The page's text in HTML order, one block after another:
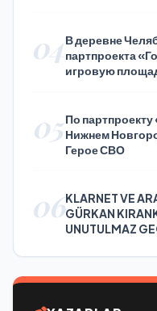
04В деревне
партпроекта
игровую
05По
Нижнем
Герое СВО
06KLARNET VE
GÜRKAN
UNUTULMAZ